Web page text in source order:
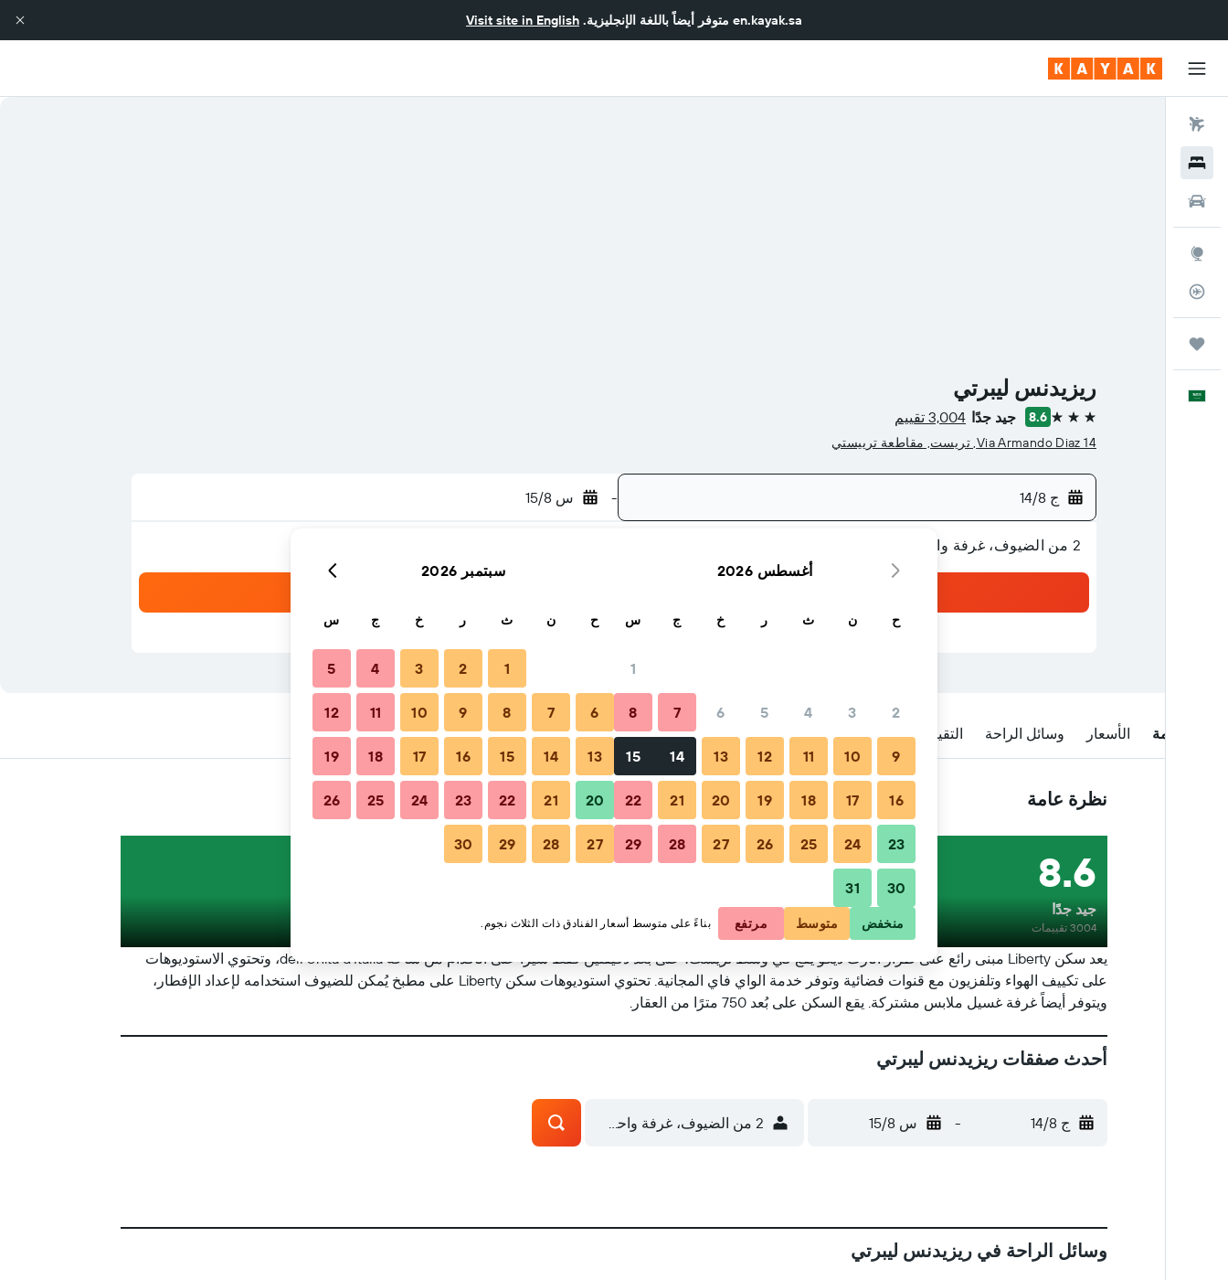
en.kayak.sa متوفر أيضاً باللغة الإنجليزية. Visit site in English
ريزيدنس ليبرتي
3 نجوم 8.6 جيد جدًا 3,004 تقييم
Via Armando Diaz 14, تريست, مقاطعة ترييستي
ج 14/8 - س 15/8
2 من الضيوف، غرفة واحدة
نظرة عامة الأسعار وسائل الراحة التقييمات الموقع الرحلات والأسئلة الشائعة أماكن الإقامة المجاورة
نظرة عامة
يعد سكن Liberty مبنى رائع على طراز الآرت ديكو يقع في وسط تريست، على بُعد دقيقتين فقط سيراً على الأقدام من ساحة dell'Unità d'Italia، وتحتوي الاستوديوهات
على تكييف الهواء وتلفزيون مع قنوات فضائية وتوفر خدمة الواي فاي المجانية. تحتوي استوديوهات سكن Liberty على مطبخ يُمكن للضيوف استخدامه لإعداد الإفطار،
ويتوفر أيضاً غرفة غسيل ملابس مشتركة. يقع السكن على بُعد 750 مترًا من العقار.
8.6
جيد جدًا
3004 تقييمات
أحدث صفقات ريزيدنس ليبرتي
ج 14/8 - س 15/8 2 من الضيوف، غرفة واحدة
وسائل الراحة في ريزيدنس ليبرتي
أغسطس 2026
ح ن ث ر خ ج س
1
2
3
4
5
6
7
8
9
10
11
12
13
14
15
16
17
18
19
20
21
22
23
24
25
26
27
28
29
30
31
سبتمبر 2026
ح ن ث ر خ ج س
1
2
3
4
5
6
7
8
9
10
11
12
13
14
15
16
17
18
19
20
21
22
23
24
25
26
27
28
29
30
منخفض متوسط مرتفع بناءً على متوسط أسعار الفنادق ذات الثلاث نجوم.